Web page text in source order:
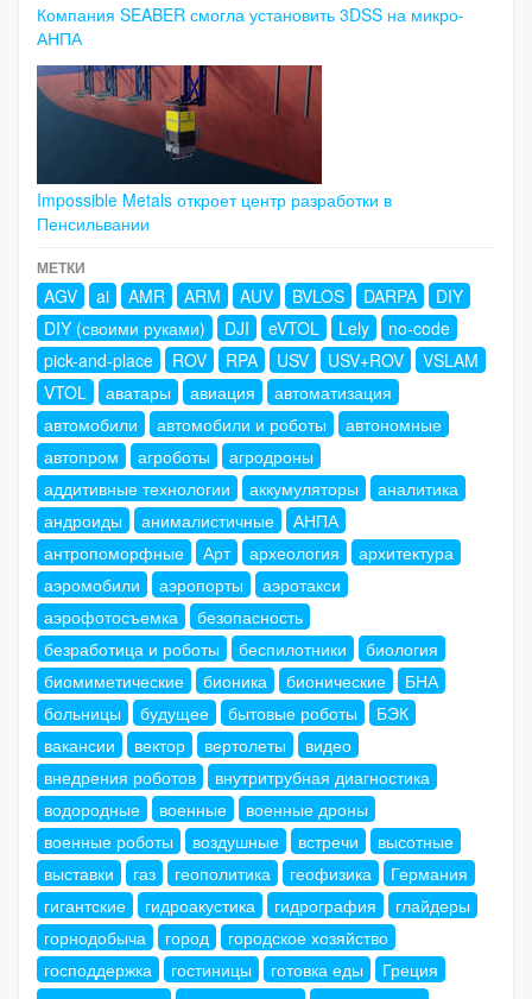
Компания SEABER смогла установить 3DSS на микро-
АНПА
Impossible Metals откроет центр разработки в
Пенсильвании
МЕТКИ
AGV ai AMR ARM AUV BVLOS DARPA
DIY
DIY (своими руками)
DJI eVTOL Lely
no-code
pick-and-place
ROV RPA USV USV+ROV
VSLAM
VTOL
аватары авиация
автоматизация
автомобили
автомобили и роботы
автономные
автопром
агроботы
агродроны
аддитивные технологии
аккумуляторы
аналитика
андроиды
анималистичные
АНПА
антропоморфные
Арт археология
архитектура
аэромобили
аэропорты
аэротакси
аэрофотосъемка
безопасность
безработица и роботы
беспилотники
биология
биомиметические
бионика бионические
БНА
больницы
будущее бытовые роботы
БЭК
вакансии
вектор вертолеты
видео
внедрения роботов
внутритрубная диагностика
водородные
военные
военные дроны
военные роботы
воздушные встречи
высотные
выставки
газ геополитика геофизика
Германия
гигантские
гидроакустика гидрография
глайдеры
горнодобыча
город
городское хозяйство
господдержка
гостиницы готовка еды
Греция